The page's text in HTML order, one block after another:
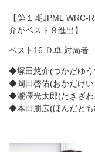
【第１期JPML
介がベスト８進出】
ベスト16 Ｄ卓 対局者
◆塚田悠介(つかだゆう
◆岡田啓佑(おかだけい
◆瀧澤光太郎(たきざわ
◆本田朋広(ほんだとも